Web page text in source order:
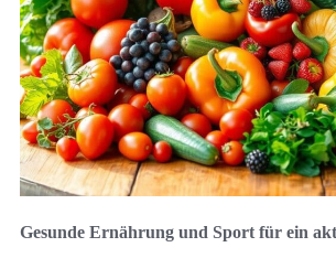
Gesunde Ernährung und Sport für ein